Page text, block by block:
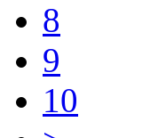
8
9
10